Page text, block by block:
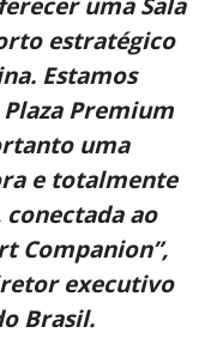
uma Sala
estratégico
Estamos
Premium
uma
e totalmente
ao
Companion”,
executivo
Brasil.